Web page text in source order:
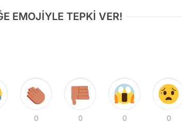
EMOJİYLE TEPKİ VER!
0 0 0 0